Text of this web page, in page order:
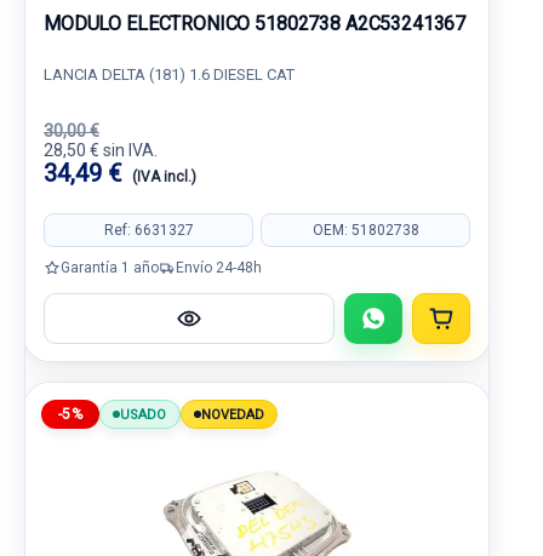
MODULO ELECTRONICO 51802738 A2C53241367
LANCIA DELTA (181) 1.6 DIESEL CAT
30,00 €
28,50 € sin IVA.
34,49 € (IVA incl.)
Ref: 6631327 OEM: 51802738
Garantía 1 año Envío 24-48h
-5% USADO NOVEDAD